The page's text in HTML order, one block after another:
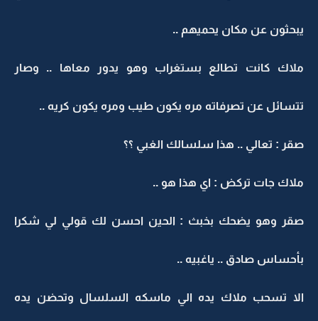
يبحثون عن مكان يحميهم ..
ملاك كانت تطالع بستغراب وهو يدور معاها .. وصار
تتسائل عن تصرفاته مره يكون طيب ومره يكون كريه ..
صقر : تعالي .. هذا سلسالك الغبي ؟؟
ملاك جات تركض : اي هذا هو ..
صقر وهو يضحك بخبث : الحين احسن لك قولي لي شكرا
بأحساس صادق .. ياغبيه ..
الا تسحب ملاك يده الي ماسكه السلسال وتحضن يده